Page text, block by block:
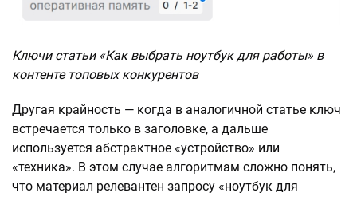
Ключи статьи «Как выбрать ноутбук для работы» в
контенте топовых конкурентов
Другая крайность — когда в аналогичной статье ключ
встречается только в заголовке, а дальше
используется абстрактное «устройство» или
«техника». В этом случае алгоритмам сложно понять,
что материал релевантен запросу «ноутбук для